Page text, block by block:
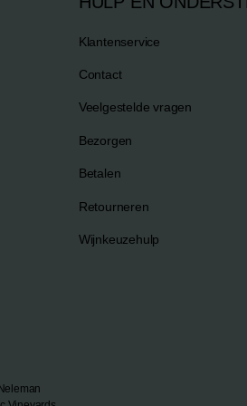
Klantenservice
Contact
Veelgestelde vragen
Bezorgen
Betalen
Retourneren
Wijnkeuzehulp